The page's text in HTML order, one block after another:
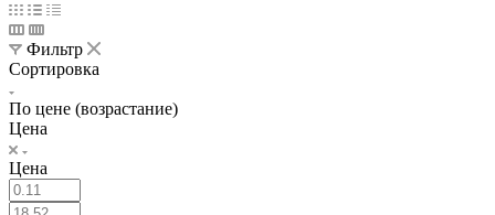
Фильтр
Сортировка
По цене (возрастание)
Цена
Цена